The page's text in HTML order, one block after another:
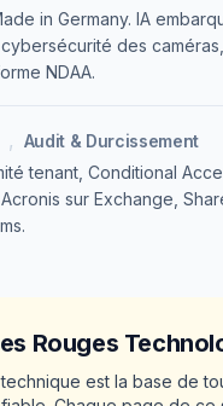
in Germany. IA
des
NDAA.
, Audit & Durcissement
tenant, Conditional
sur Exchange,
Rouges
est la base de